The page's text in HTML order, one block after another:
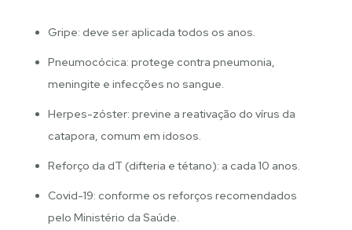
Gripe: deve ser aplicada todos os anos.
Pneumocócica: protege contra pneumonia,
meningite e infecções no sangue.
Herpes-zóster: previne a reativação do vírus da
catapora, comum em idosos.
Reforço da dT (difteria e tétano): a cada 10 anos.
Covid-19: conforme os reforços recomendados
pelo Ministério da Saúde.